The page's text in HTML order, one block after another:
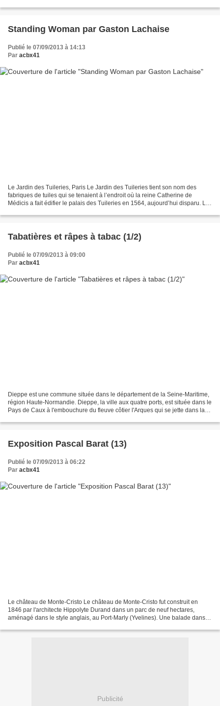
Standing Woman par Gaston Lachaise
Publié le 07/09/2013 à 14:13
Par acbx41
Le Jardin des Tuileries, Paris Le Jardin des Tuileries tient son nom des
fabriques de tuiles qui se tenaient à l’endroit où la reine Catherine de
Médicis a fait édifier le palais des Tuileries en 1564, aujourd’hui disparu. Le
Tabatières et râpes à tabac (1/2)
Publié le 07/09/2013 à 09:00
Par acbx41
Dieppe est une commune située dans le département de la Seine-Maritime,
région Haute-Normandie. Dieppe, la ville aux quatre ports, est située dans le
Pays de Caux à l'embouchure du fleuve côtier l'Arques qui se jette dans la
Exposition Pascal Barat (13)
Publié le 07/09/2013 à 06:22
Par acbx41
Le château de Monte-Cristo Le château de Monte-Cristo fut construit en
1846 par l'architecte Hippolyte Durand dans un parc de neuf hectares,
aménagé dans le style anglais, au Port-Marly (Yvelines). Une balade dans le
Publicité